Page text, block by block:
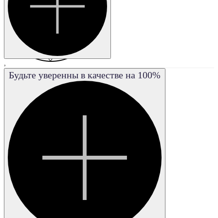
Очень
незначительные
включения
,
Будьте уверенны в качестве на 100%